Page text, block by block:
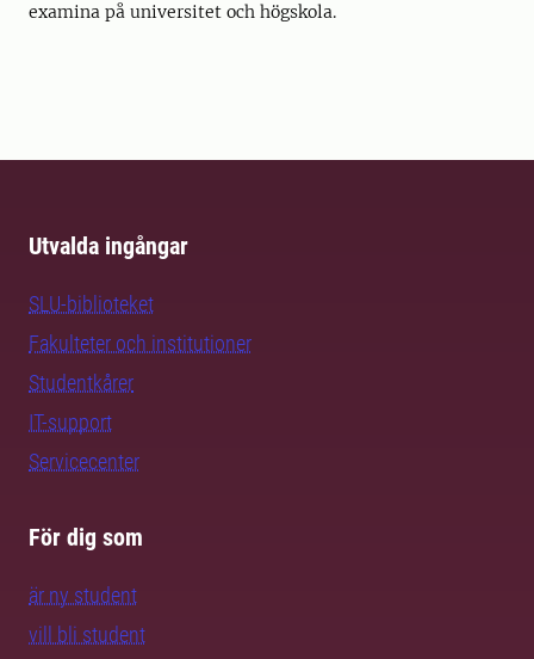
examina på universitet och högskola.
Utvalda ingångar
SLU-biblioteket
Fakulteter och institutioner
Studentkårer
IT-support
Servicecenter
För dig som
är ny student
vill bli student